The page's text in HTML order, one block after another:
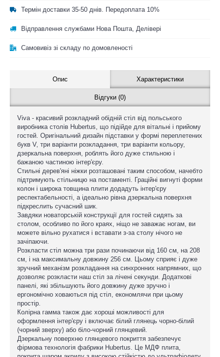
Термін доставки 35-50 днів. Передоплата 10%
Відправлення службами Нова Пошта, Делівері
Самовивіз зі складу по домовленості
Опис Характеристики
Відгуки (0)
Viva - красивий розкладний обідній стіл від польського
виробника столів Hubertus, що підійде для вітальні і прийому
гостей. Оригінальний дизайн підставки у формі переплетених
букв V, три варіанти розкладання, три варіанти кольору,
дзеркальна поверхня, роблять його дуже стильною і
бажаною частиною інтер'єру.
Стильні дерев'яні ніжки розташовані таким способом, начебто
підтримують стільницю на постаменті. Граційні вигнуті форми
колон і широка товщина плити додадуть інтер'єру
респектабельності, а ідеально рівна дзеркальна поверхня
підкреслить сучасний шик.
Завдяки новаторській конструкції для гостей сидять за
столом, особливо по його краях, ніщо не заважає ногам, ви
можете вільно рухатися і вставати з-за столу нічого не
зачіпаючи.
Розкласти стіл можна три рази починаючи від 160 см, на 208
см, і на максимальну довжину 256 см. Цьому сприяє і дуже
зручний механізм розкладання на синхронних напрямних, що
дозволяє розкласти наш стіл за лічені секунди. Додаткові
панелі, які збільшують його довжину дуже зручно і
ергономічно ховаються під стіл, економлячи при цьому
простір.
Колірна гамма також дає хороші можливості для
оформлення інтер'єру і включає білий глянець чорно-білий
(чорний зверху) або біло-чорний глянцевий.
Дзеркальну поверхню глянцевого покриття забезпечує
фірмова технологія фабрики Hubertus. Це МДФ плита,